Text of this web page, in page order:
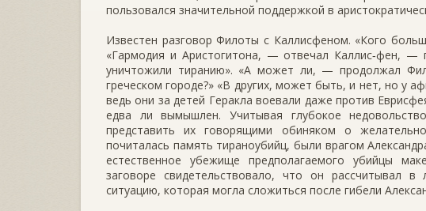
пользовался значительной поддержкой в
Известен разговор Филоты с Каллисфеном. «Кого
«Гармодия и Аристогитона, — отвечал Каллис‑фен,
уничтожили тиранию». «А может ли, — продолжал
греческом городе?» «В других, может быть, и нет, но у
ведь они за детей Геракла воевали даже против
едва ли вымышлен. Учитывая глубокое
представить их говорящими обиняком о
почиталась память тираноубийц, были врагом
естественное убежище предполагаемого убийцы
заговоре свидетельствовало, что он рассчитывал
ситуацию, которая могла сложиться после гибели